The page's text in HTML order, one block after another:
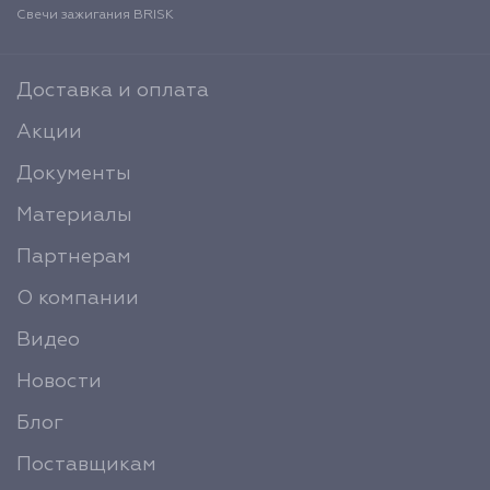
Свечи зажигания BRISK
Доставка и оплата
Акции
Документы
Материалы
Партнерам
О компании
Видео
Новости
Блог
Поставщикам